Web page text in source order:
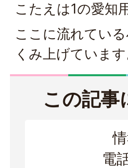
こたえは1の愛知
ここに流れてい
くみ上げています
この記事
電